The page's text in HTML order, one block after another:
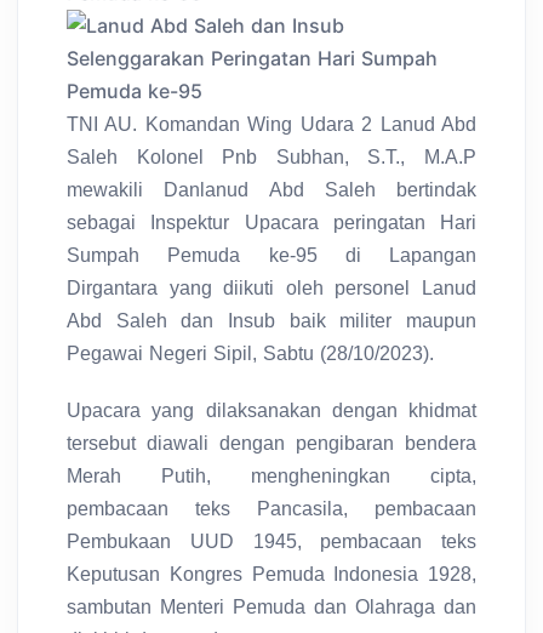
TNI AU. Komandan Wing Udara 2 Lanud Abd
Saleh Kolonel Pnb Subhan, S.T., M.A.P
mewakili Danlanud Abd Saleh bertindak
sebagai Inspektur Upacara peringatan Hari
Sumpah Pemuda ke-95 di Lapangan
Dirgantara yang diikuti oleh personel Lanud
Abd Saleh dan Insub baik militer maupun
Pegawai Negeri Sipil, Sabtu (28/10/2023).
Upacara yang dilaksanakan dengan khidmat
tersebut diawali dengan pengibaran bendera
Merah Putih, mengheningkan cipta,
pembacaan teks Pancasila, pembacaan
Pembukaan UUD 1945, pembacaan teks
Keputusan Kongres Pemuda Indonesia 1928,
sambutan Menteri Pemuda dan Olahraga dan